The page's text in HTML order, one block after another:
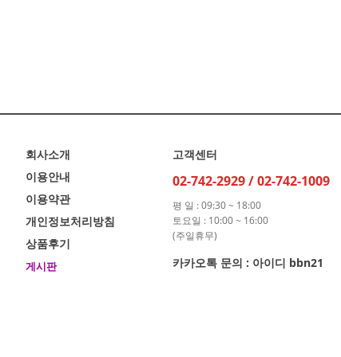
회사소개
이용안내
이용약관
개인정보처리방침
상품후기
게시판
고객센터
02-742-2929 / 02-742-1009
평 일 : 09:30 ~ 18:00
토요일 : 10:00 ~ 16:00
(주일휴무)
카카오톡 문의 : 아이디 bbn21